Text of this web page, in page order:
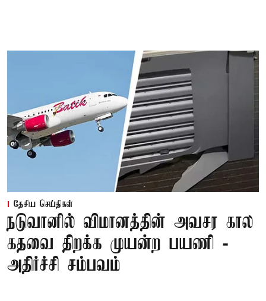
தேசிய செய்திகள்
நடுவானில் விமானத்தின் அவசர கால
கதவை திறக்க முயன்ற பயணி -
அதிர்ச்சி சம்பவம்